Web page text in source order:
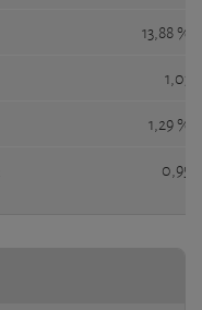
13,88 %
1,03
1,29 %
0,95